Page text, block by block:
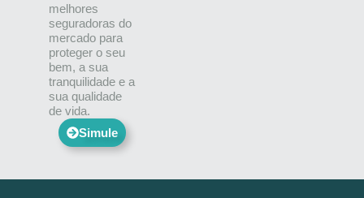
melhores
seguradoras do
mercado para
proteger o seu
bem, a sua
tranquilidade e a
sua qualidade
de vida.
Simule